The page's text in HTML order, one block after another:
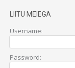
LIITU MEIEGA
Username:
Password: